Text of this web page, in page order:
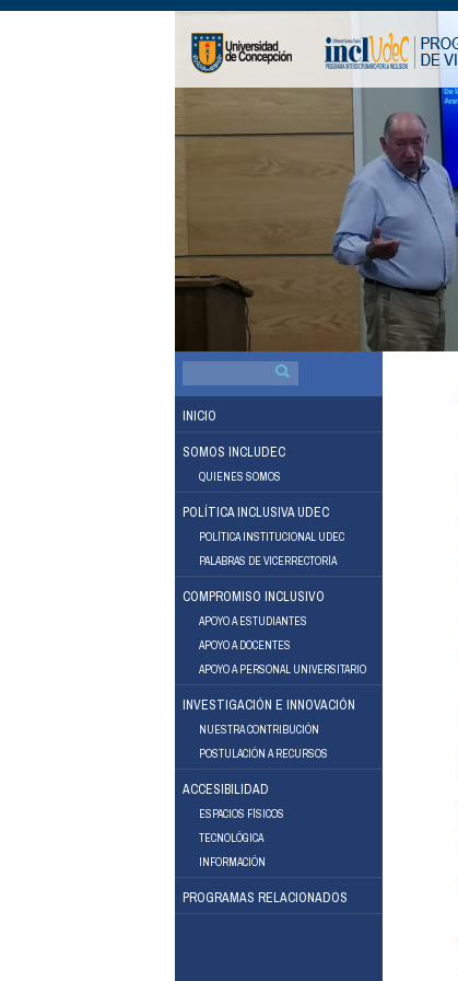
BUSCAR
INICIO
SOMOS INCLUDEC
QUIENES SOMOS
POLÍTICA INCLUSIVA UDEC
POLÍTICA INSTITUCIONAL UDEC
PALABRAS DE VICERRECTORÍA
COMPROMISO INCLUSIVO
APOYO A ESTUDIANTES
APOYO A DOCENTES
APOYO A PERSONAL UNIVERSITARIO
INVESTIGACIÓN E INNOVACIÓN
NUESTRA CONTRIBUCIÓN
POSTULACIÓN A RECURSOS
ACCESIBILIDAD
ESPACIOS FÍSICOS
TECNOLÓGICA
INFORMACIÓN
PROGRAMAS RELACIONADOS
Instagram